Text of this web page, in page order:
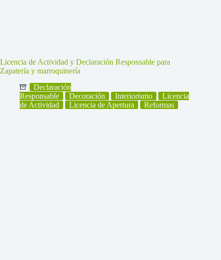
Licencia de Actividad y Declaración Responsable para
Zapatería y marroquinería
Declaración
Responsable
Decoración Interiorismo
Licencia
de Actividad
Licencia de Apertura Reformas